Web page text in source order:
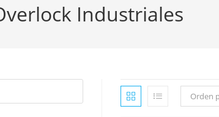
Industriales
Orden